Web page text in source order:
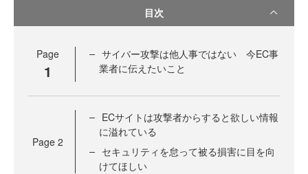
目次
Page
1
サイバー攻撃は他人事ではない 今EC事
業者に伝えたいこと
Page 2
ECサイトは攻撃者からすると欲しい情報
に溢れている
セキュリティを怠って被る損害に目を向
けてほしい